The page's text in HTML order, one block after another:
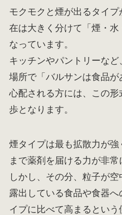
モクモクと煙が出るタイ
在は大きく分けて「煙・水
なっています。
キッチンやパントリーなど
場所で「バルサンは食品が
心配される方には、この
歩となります。
煙タイプは最も拡散力が
まで薬剤を届ける力が非常
しかし、その分、粒子が空
露出している食品や食器
イプに比べて高まるという